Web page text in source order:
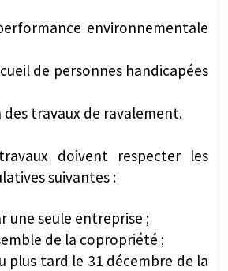
environnementale
de personnes handicapées
des travaux de ravalement.
doivent respecter les
suivantes :
une seule entreprise ;
de la copropriété ;
plus tard le 31 décembre de la